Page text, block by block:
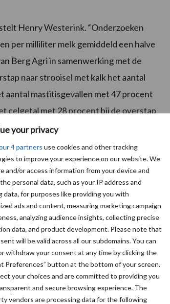
your privacy
4 partners use cookies and other tracking
to improve your experience on our website. We
and/or access information from your device and
personal data, such as your IP address and
data, for purposes like providing you with
ads and content, measuring marketing campaign
analyzing audience insights, collecting precise
data, and product development. Please note that
will be valid across all our subdomains. You can
withdraw your consent at any time by clicking the
Preferences” button at the bottom of your screen.
your choices and are committed to providing you
and secure browsing experience. The
vendors are processing data for the following
Henry Westerink. “Onderzoeken
per milliliter melk gemiddeld een halve
Berg Agri in samenwerking met de
naar strooisel met kalk het aantal
aantal mastitisgevallen met 47 procent
celgetal met 28 procent bij de overstap
een rol voor de speenconditie. “Voor
minder agressief.” Ook kleimineralen
goed naar onze klant en gaan gericht
stal vraagt vaak ook een ander
in afkalfstallen en potstallen ook van
broei zorgt voor vijftien procent minder
op, zorgt voor minder broei en
Melkveebedrijf.